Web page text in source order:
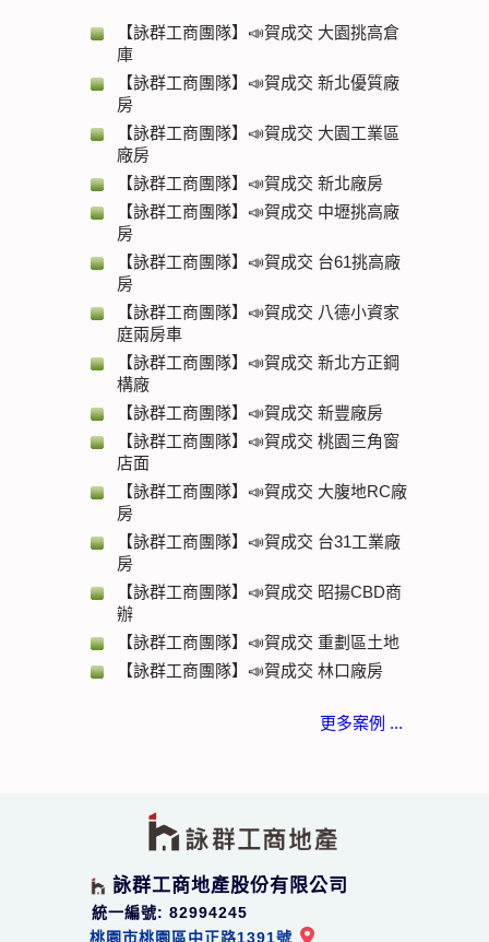
【詠群工商團隊】📣賀成交 大園挑高倉
庫
【詠群工商團隊】📣賀成交 新北優質廠
房
【詠群工商團隊】📣賀成交 大園工業區
廠房
【詠群工商團隊】📣賀成交 新北廠房
【詠群工商團隊】📣賀成交 中壢挑高廠
房
【詠群工商團隊】📣賀成交 台61挑高廠
房
【詠群工商團隊】📣賀成交 八德小資家
庭兩房車
【詠群工商團隊】📣賀成交 新北方正鋼
構廠
【詠群工商團隊】📣賀成交 新豐廠房
【詠群工商團隊】📣賀成交 桃園三角窗
店面
【詠群工商團隊】📣賀成交 大腹地RC廠
房
【詠群工商團隊】📣賀成交 台31工業廠
房
【詠群工商團隊】📣賀成交 昭揚CBD商
辦
【詠群工商團隊】📣賀成交 重劃區土地
【詠群工商團隊】📣賀成交 林口廠房
更多案例 ...
詠群工商地產股份有限公司
統一編號: 82994245
桃園市桃園區中正路1391號